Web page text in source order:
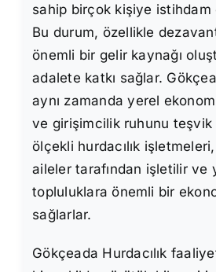
sahip birçok kişiye istihdam
Bu durum, özellikle
önemli bir gelir kaynağı
adalete katkı sağlar.
aynı zamanda yerel
ve girişimcilik ruhunu teşvik
ölçekli hurdacılık
aileler tarafından işletilir ve
topluluklara önemli bir
sağlarlar.
Gökçeada Hurdacılık